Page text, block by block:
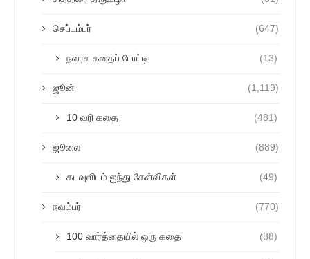
செப்டம்பர் (647)
நவரச கதைப் போட்டி (13)
ஜூன் (1,119)
10 வரி கதை (481)
ஜூலை (889)
கடவுளிடம் ஐந்து கேள்விகள் (49)
நவம்பர் (770)
100 வார்த்தையில் ஒரு கதை (88)